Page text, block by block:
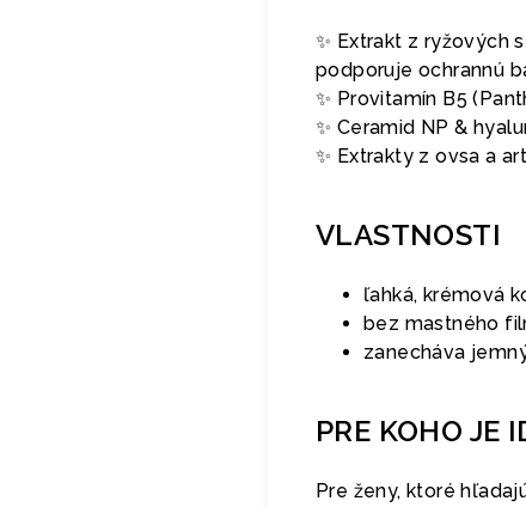
✨ Extrakt z ryžových
podporuje ochrannú
✨ Provitamín B5
✨ Ceramid NP &
✨ Extrakty z ovsa a
VLASTNOSTI
ľahká, krémová
bez mastného
zanecháva
PRE KOHO JE
Pre ženy, ktoré